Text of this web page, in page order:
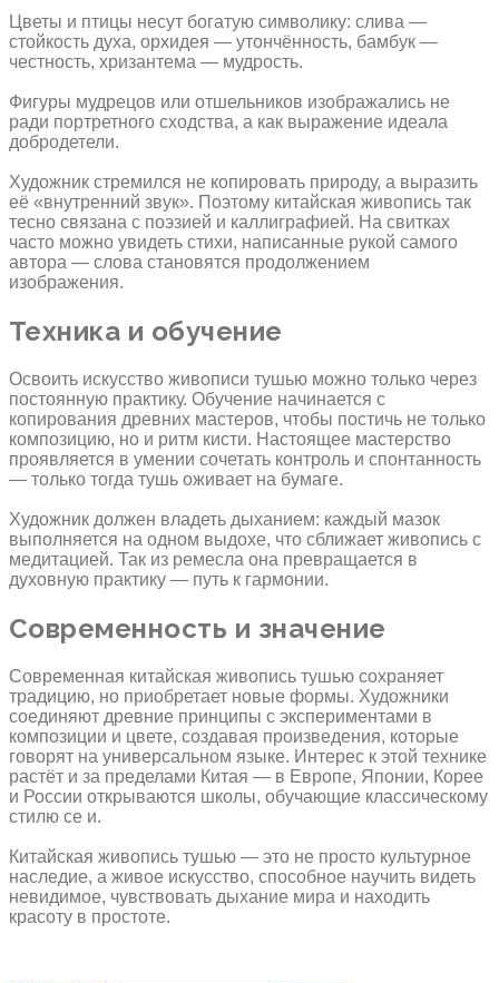
Цветы и птицы несут богатую символику: слива —
стойкость духа, орхидея — утончённость, бамбук —
честность, хризантема — мудрость.
Фигуры мудрецов или отшельников изображались не
ради портретного сходства, а как выражение идеала
добродетели.
Художник стремился не копировать природу, а выразить
её «внутренний звук». Поэтому китайская живопись так
тесно связана с поэзией и каллиграфией. На свитках
часто можно увидеть стихи, написанные рукой самого
автора — слова становятся продолжением
изображения.
Техника и обучение
Освоить искусство живописи тушью можно только через
постоянную практику. Обучение начинается с
копирования древних мастеров, чтобы постичь не только
композицию, но и ритм кисти. Настоящее мастерство
проявляется в умении сочетать контроль и спонтанность
— только тогда тушь оживает на бумаге.
Художник должен владеть дыханием: каждый мазок
выполняется на одном выдохе, что сближает живопись с
медитацией. Так из ремесла она превращается в
духовную практику — путь к гармонии.
Современность и значение
Современная китайская живопись тушью сохраняет
традицию, но приобретает новые формы. Художники
соединяют древние принципы с экспериментами в
композиции и цвете, создавая произведения, которые
говорят на универсальном языке. Интерес к этой технике
растёт и за пределами Китая — в Европе, Японии, Корее
и России открываются школы, обучающие классическому
стилю се и.
Китайская живопись тушью — это не просто культурное
наследие, а живое искусство, способное научить видеть
невидимое, чувствовать дыхание мира и находить
красоту в простоте.